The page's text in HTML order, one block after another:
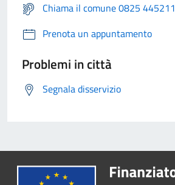
Chiama il comune 0825 445211
Prenota un appuntamento
Problemi in città
Segnala disservizio